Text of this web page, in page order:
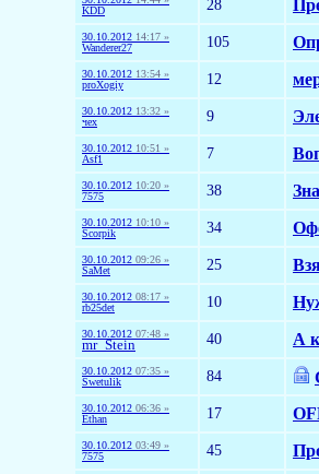
KDD
28
30.10.2012 14:17 »
Wanderer27
105
30.10.2012 13:54 »
proXogiy
12
30.10.2012 13:32 »
чех
9
30.10.2012 10:51 »
Asf1
7
30.10.2012 10:20 »
7575
38
30.10.2012 10:10 »
Scorpik
34
30.10.2012 09:26 »
SaMet
25
30.10.2012 08:17 »
rb25det
10
30.10.2012 07:48 »
mr_Stein 40 А
30.10.2012 07:35 »
Swetulik
84
30.10.2012 06:36 »
Ethan
17
30.10.2012 03:49 »
7575
45